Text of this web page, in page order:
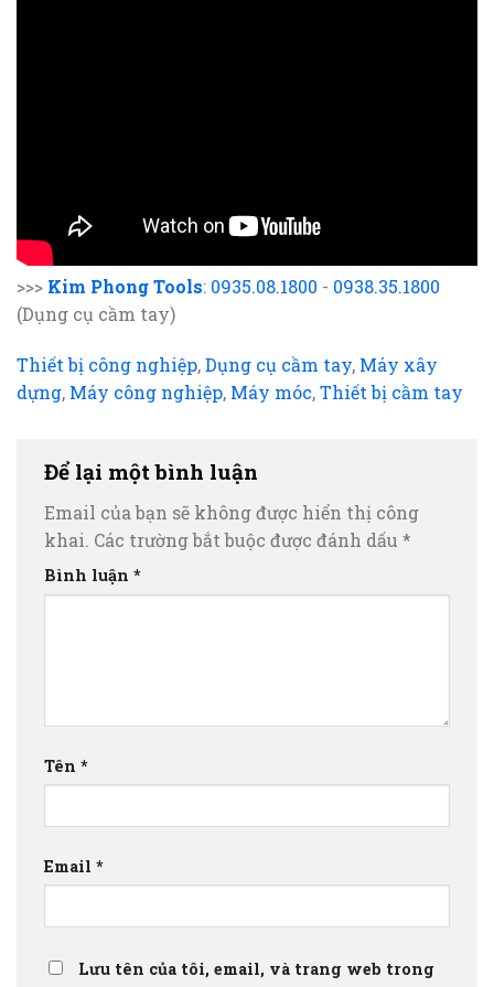
>>> Kim Phong Tools: 0935.08.1800 - 0938.35.1800
(Dụng cụ cầm tay)
Thiết bị công nghiệp,Dụng cụ cầm tay, Máy xây
dựng, Máy công nghiệp, Máy móc,Thiết bị cầm tay
Để lại một bình luận
Email của bạn sẽ không được hiển thị công
khai. Các trường bắt buộc được đánh dấu *
Bình luận *
Tên *
Email *
Lưu tên của tôi, email, và trang web trong